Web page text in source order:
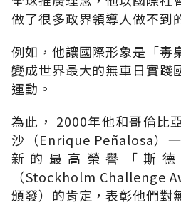
做了很多政界領導人做不到
例如，他讓國際形象是「毒
變成世界最大的無車日實踐
運動。
為此， 2000年他和哥倫比
沙（Enrique Peñalosa）
新的最高榮譽「斯德
（Stockholm Challenge
頒發）的肯定，表彰他們對